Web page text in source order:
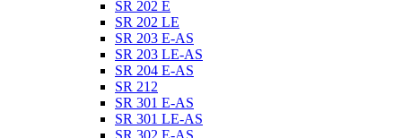
SR 202 E
SR 202 LE
SR 203 E-AS
SR 203 LE-AS
SR 204 E-AS
SR 212
SR 301 E-AS
SR 301 LE-AS